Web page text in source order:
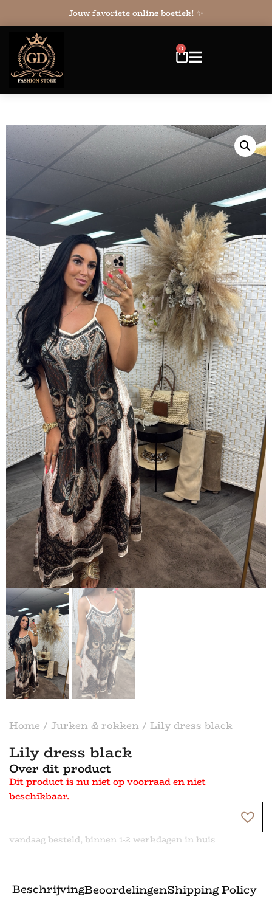
Jouw favoriete online boetiek! ✨
0
Home / Jurken & rokken / Lily dress black
Lily dress black
Over dit product
Dit product is nu niet op voorraad en niet
beschikbaar.
vandaag besteld, binnen 1-2 werkdagen in huis
BeschrijvingBeoordelingenShipping Policy